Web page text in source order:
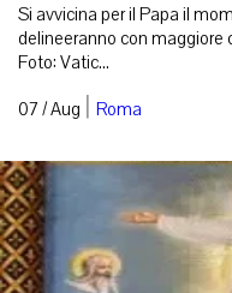
Si avvicina per il Papa il
delineeranno con maggiore
Foto: Vatic...
07 / Aug | Roma